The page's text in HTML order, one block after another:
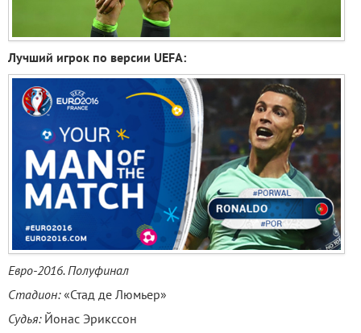
Лучший игрок по версии UEFA:
Евро-2016. Полуфинал
Стадион:«Стад де Люмьер»
Судья:Йонас Эрикссон